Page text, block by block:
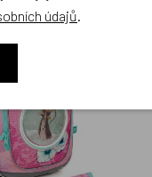
údajů.